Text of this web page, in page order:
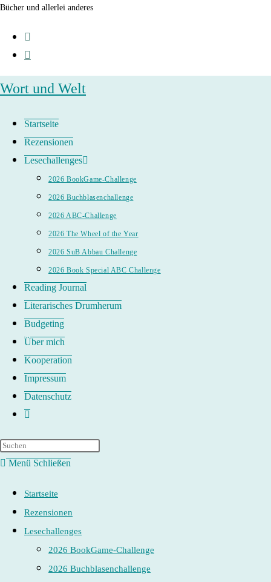
Zum
springen
Bücher und allerlei anderes
Wort und Welt
Startseite
Rezensionen
Lesechallenges
2026 BookGame-Challenge
2026 Buchblasenchallenge
2026 ABC-Challenge
2026 The Wheel of the Year
2026 SuB Abbau Challenge
2026 Book Special ABC Challenge
Reading Journal
Literarisches Drumherum
Budgeting
Über mich
Kooperation
Impressum
Datenschutz
Website-
umschalten
Menü Schließen
Startseite
Rezensionen
Lesechallenges
2026 BookGame-Challenge
2026 Buchblasenchallenge